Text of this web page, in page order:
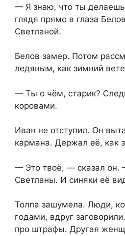
— Я знаю, что ты
глядя прямо в глаза
Светланой.
Белов замер. Потом
ледяным, как зимний
— Ты о чём, старик?
коровами.
Иван не отступил. Он
кармана. Держал её, как
— Это твоё, — сказал
Светланы. И синяки её
Толпа зашумела. Люди,
годами, вдруг
про штрафы. Другая